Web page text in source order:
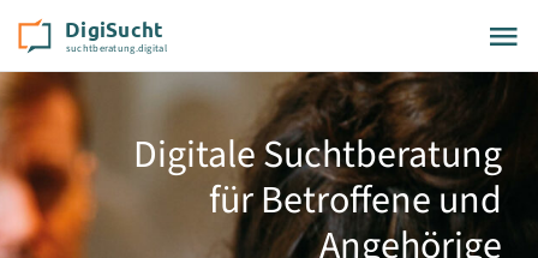
Zum
Inhalt
springen
DigiSucht
Unser Angebot
Beratungsthemen
Digitale Suchtberatung
für Betroffene und
Angehörige